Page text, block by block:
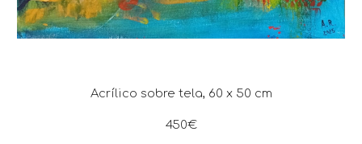
Acrílico sobre tela, 60 x 50 cm
450€